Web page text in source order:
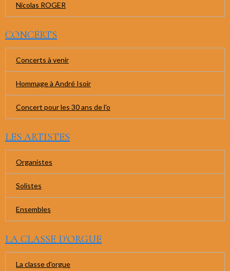
Nicolas ROGER
CONCERTS
Concerts à venir
Hommage à André Isoir
Concert pour les 30 ans de l'o
LES ARTISTES
Organistes
Solistes
Ensembles
LA CLASSE D'ORGUE
La classe d'orgue